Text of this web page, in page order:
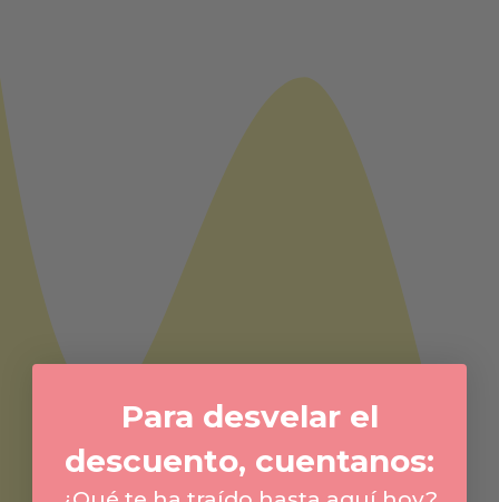
Para desvelar el
descuento, cuentanos: